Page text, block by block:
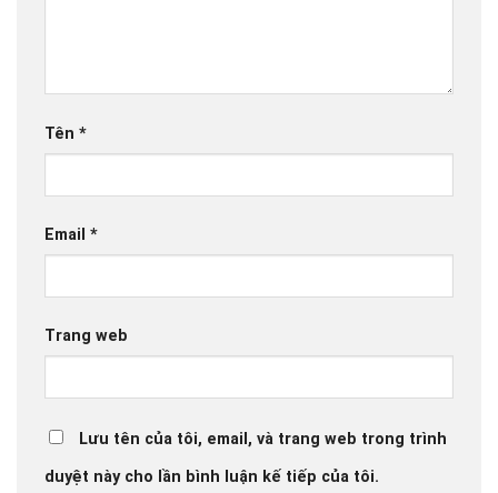
Tên *
Email *
Trang web
Lưu tên của tôi, email, và trang web trong trình
duyệt này cho lần bình luận kế tiếp của tôi.